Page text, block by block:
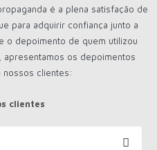
é a plena satisfação de
para adquirir confiança junto a
o depoimento de quem utilizou
apresentamos os depoimentos
nossos clientes:
clientes